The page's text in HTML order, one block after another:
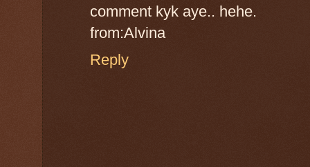
comment kyk aye.. hehe.
from:Alvina
Reply